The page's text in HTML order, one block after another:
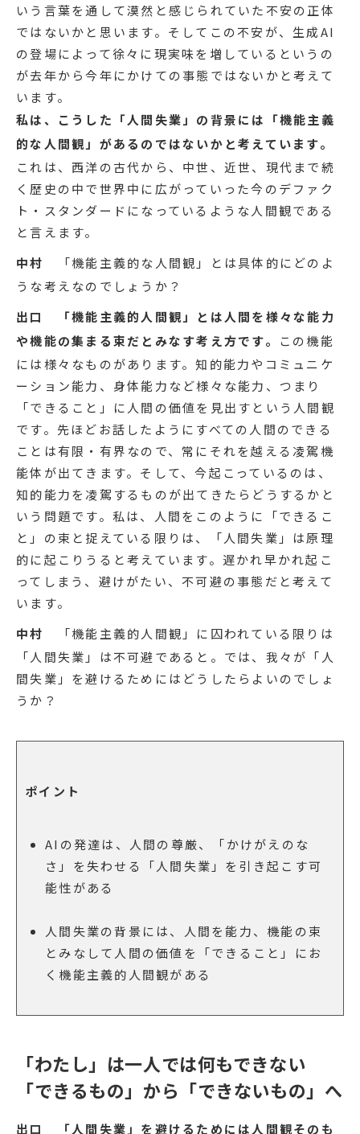
いう言葉を通して漠然と感じられていた不安の正体
ではないかと思います。そしてこの不安が、生成AI
の登場によって徐々に現実味を増しているというの
が去年から今年にかけての事態ではないかと考えて
います。
私は、こうした「人間失業」の背景には「機能主義
的な人間観」があるのではないかと考えています。
これは、西洋の古代から、中世、近世、現代まで続
く歴史の中で世界中に広がっていった今のデファク
ト・スタンダードになっているような人間観である
と言えます。
中村
「機能主義的な人間観」とは具体的にどのよ
うな考えなのでしょうか？
出口
「機能主義的人間観」とは人間を様々な能力
や機能の集まる束だとみなす考え方です。
この機能
には様々なものがあります。知的能力やコミュニケ
ーション能力、身体能力など様々な能力、つまり
「できること」に人間の価値を見出すという人間観
です。先ほどお話したようにすべての人間のできる
ことは有限・有界なので、常にそれを越える凌駕機
能体が出てきます。そして、今起こっているのは、
知的能力を凌駕するものが出てきたらどうするかと
いう問題です。私は、人間をこのように「できるこ
と」の束と捉えている限りは、「人間失業」は原理
的に起こりうると考えています。遅かれ早かれ起こ
ってしまう、避けがたい、不可避の事態だと考えて
います。
中村
「機能主義的人間観」に囚われている限りは
「人間失業」は不可避であると。では、我々が「人
間失業」を避けるためにはどうしたらよいのでしょ
うか？
ポイント
AIの発達は、人間の尊厳、「かけがえのな
さ」を失わせる「人間失業」を引き起こす可
能性がある
人間失業の背景には、人間を能力、機能の束
とみなして人間の価値を「できること」にお
く機能主義的人間観がある
「わたし」は一人では何もできない
「できるもの」から「できないもの」へ
出口 「人間失業」を避けるためには人間観そのも